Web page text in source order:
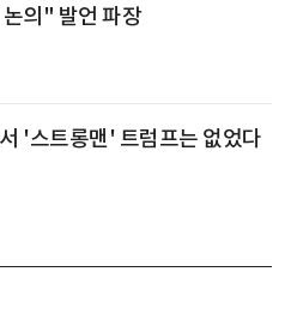
의" 발언 파장
'스트롱맨' 트럼프는 없었다